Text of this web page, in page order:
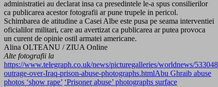
administratiei au declarat insa ca presedintele le-a spus consilierilor
ca publicarea acestor fotografii ar pune trupele in pericol.
Schimbarea de atitudine a Casei Albe este pusa pe seama interventiei
oficialilor militari, care au avertizat ca publicarea ar putea provoca
un curent de opinie ostil armatei americane.
Alina OLTEANU / ZIUA Online
Alte fotografii la
https://www.telegraph.co.uk/news/picturegalleries/worldnews/
outrage-over-Iraq-prison-abuse-photographs.htmlAbu Ghraib abuse
photos ‘show rape’ ‘Prisoner abuse’ photographs surface